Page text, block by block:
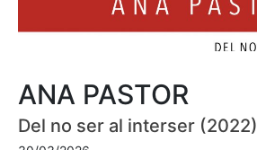
ANA PASTOR
Del no ser al interser (2022)